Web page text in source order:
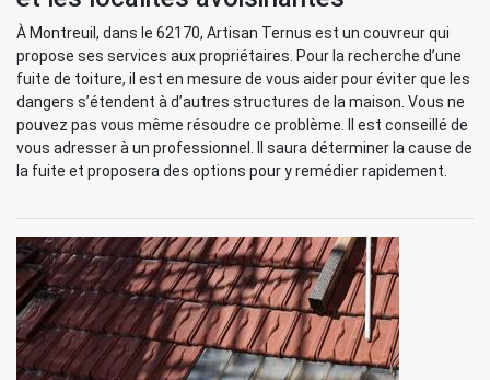
À Montreuil, dans le 62170, Artisan Ternus est un couvreur qui
propose ses services aux propriétaires. Pour la recherche d’une
fuite de toiture, il est en mesure de vous aider pour éviter que les
dangers s’étendent à d’autres structures de la maison. Vous ne
pouvez pas vous même résoudre ce problème. Il est conseillé de
vous adresser à un professionnel. Il saura déterminer la cause de
la fuite et proposera des options pour y remédier rapidement.